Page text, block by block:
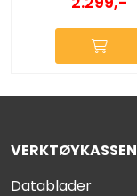
VERKTØYKASSEN
Datablader